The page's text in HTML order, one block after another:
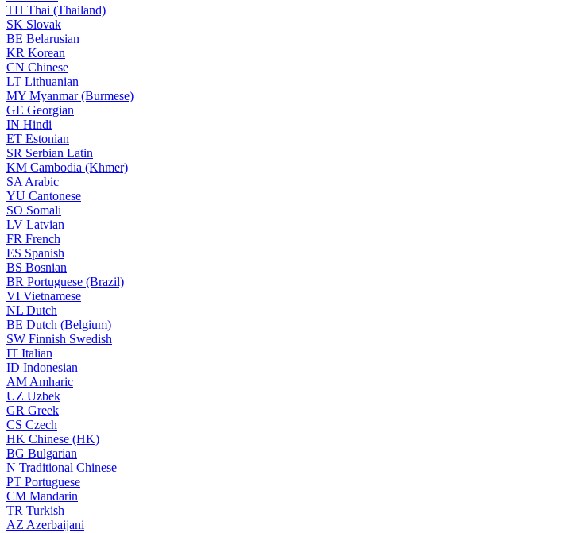
TH Thai (Thailand)
SK Slovak
BE Belarusian
KR Korean
CN Chinese
LT Lithuanian
MY Myanmar (Burmese)
GE Georgian
IN Hindi
ET Estonian
SR Serbian Latin
KM Cambodia (Khmer)
SA Arabic
YU Cantonese
SO Somali
LV Latvian
FR French
ES Spanish
BS Bosnian
BR Portuguese (Brazil)
VI Vietnamese
NL Dutch
BE Dutch (Belgium)
SW Finnish Swedish
IT Italian
ID Indonesian
AM Amharic
UZ Uzbek
GR Greek
CS Czech
HK Chinese (HK)
BG Bulgarian
N Traditional Chinese
PT Portuguese
CM Mandarin
TR Turkish
AZ Azerbaijani